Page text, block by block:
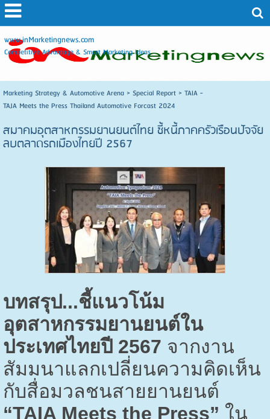
www.inMarketingnews.com
Competitive Advantage & Smart Marketing Ideas
Marketing Strategy & Automotive Arena> Special Report> TAIA -
TAJA Meets the Press Thailand Automotive Forcast 2024
สมาคมอุตสาหกรรมยานยนต์ไทย ชี้หนี้ภาคครัวเรือนปัจจัย
ลบตลาดรถเมืองไทยปี 2567
บทสรุป...ชี้แนวโน้ม
อุตสาหกรรมยานยนต์ใน
ประเทศไทยปี 2567 จากงาน
สัมมนาแลกเปลี่ยนความคิดเห็น
กับสื่อมวลชนสายยานยนต์
“TAIA Meets the Press” ใน